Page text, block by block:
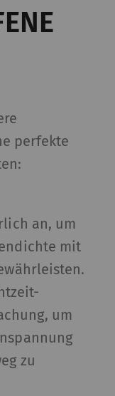
perfekte
an, um
mit
um
zu